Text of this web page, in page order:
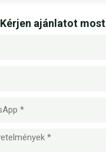
Kérjen ajánlatot most